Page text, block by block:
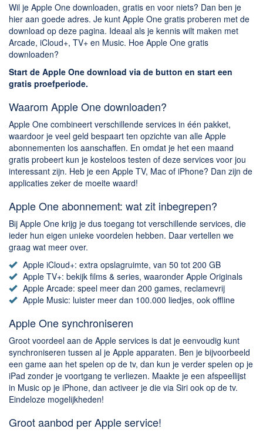
Wil je Apple One downloaden, gratis en voor niets? Dan ben je
hier aan goede adres. Je kunt Apple One gratis proberen met de
download op deze pagina. Ideaal als je kennis wilt maken met
Arcade, iCloud+, TV+ en Music. Hoe Apple One gratis
downloaden?
Start de Apple One download via de button en start een
gratis proefperiode.
Waarom Apple One downloaden?
Apple One combineert verschillende services in één pakket,
waardoor je veel geld bespaart ten opzichte van alle Apple
abonnementen los aanschaffen. En omdat je het een maand
gratis probeert kun je kosteloos testen of deze services voor jou
interessant zijn. Heb je een Apple TV, Mac of iPhone? Dan zijn de
applicaties zeker de moeite waard!
Apple One abonnement: wat zit inbegrepen?
Bij Apple One krijg je dus toegang tot verschillende services, die
ieder hun eigen unieke voordelen hebben. Daar vertellen we
graag wat meer over.
Apple iCloud+: extra opslagruimte, van 50 tot 200 GB
Apple TV+: bekijk films & series, waaronder Apple Originals
Apple Arcade: speel meer dan 200 games, reclamevrij
Apple Music: luister meer dan 100.000 liedjes, ook offline
Apple One synchroniseren
Groot voordeel aan de Apple services is dat je eenvoudig kunt
synchroniseren tussen al je Apple apparaten. Ben je bijvoorbeeld
een game aan het spelen op de tv, dan kun je verder spelen op je
iPad zonder je voortgang te verliezen. Maakte je een afspeellijst
in Music op je iPhone, dan activeer je die via Siri ook op de tv.
Eindeloze mogelijkheden!
Groot aanbod per Apple service!